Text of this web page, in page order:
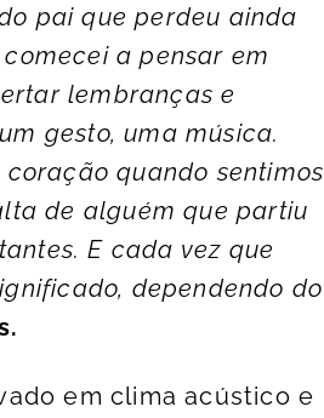
pai que perdeu ainda
a pensar em
lembranças e
gesto, uma música.
quando sentimos
de alguém que partiu
E cada vez que
dependendo do
em clima acústico e